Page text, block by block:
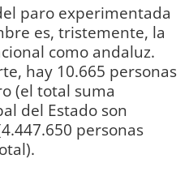
paro experimentada
es, tristemente, la
como andaluz.
hay 10.665 personas
(el total suma
del Estado son
personas